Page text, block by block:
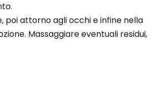
poi attorno agli occhi e infine nella
Massaggiare eventuali residui,